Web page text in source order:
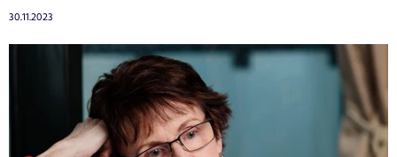
30.11.2023